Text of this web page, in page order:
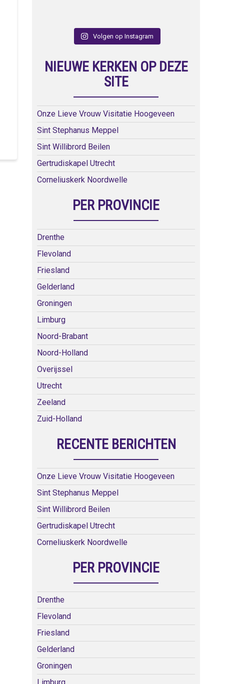
Volgen op Instagram
NIEUWE KERKEN OP DEZE
SITE
Onze Lieve Vrouw Visitatie Hoogeveen
Sint Stephanus Meppel
Sint Willibrord Beilen
Gertrudiskapel Utrecht
Corneliuskerk Noordwelle
PER PROVINCIE
Drenthe
Flevoland
Friesland
Gelderland
Groningen
Limburg
Noord-Brabant
Noord-Holland
Overijssel
Utrecht
Zeeland
Zuid-Holland
RECENTE BERICHTEN
Onze Lieve Vrouw Visitatie Hoogeveen
Sint Stephanus Meppel
Sint Willibrord Beilen
Gertrudiskapel Utrecht
Corneliuskerk Noordwelle
PER PROVINCIE
Drenthe
Flevoland
Friesland
Gelderland
Groningen